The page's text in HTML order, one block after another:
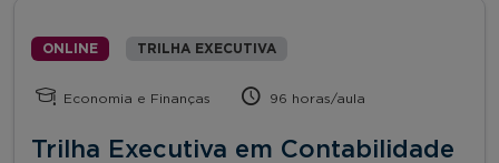
ONLINE TRILHA EXECUTIVA
Economia e Finanças 96 horas/aula
Trilha Executiva em Contabilidade